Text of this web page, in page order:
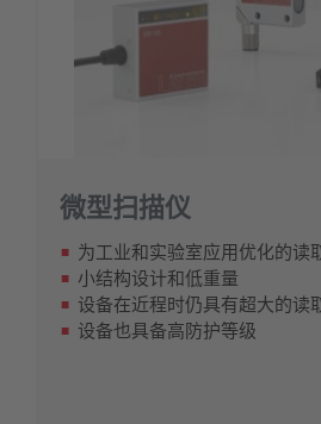
微型扫描仪
为工业和实验室应用优化的读
小结构设计和低重量
设备在近程时仍具有超大的读
设备也具备高防护等级